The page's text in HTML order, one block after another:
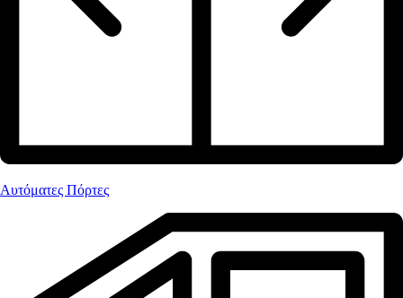
Αυτόματες Πόρτες